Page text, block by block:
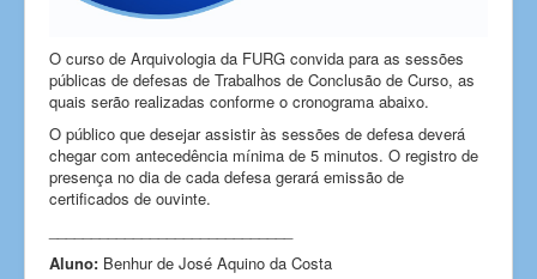
O curso de Arquivologia da FURG convida para as sessões
públicas de defesas de Trabalhos de Conclusão de Curso, as
quais serão realizadas conforme o cronograma abaixo.
O público que desejar assistir às sessões de defesa deverá
chegar com antecedência mínima de 5 minutos. O registro de
presença no dia de cada defesa gerará emissão de
certificados de ouvinte.
Aluno: Benhur de José Aquino da Costa